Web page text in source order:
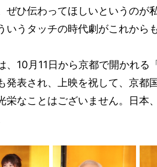
ぜひ伝わってほしいというのが
いうタッチの時代劇がこれから
、10月11日から京都で開かれ
発表され、上映を祝して、京都
栄なことはございません。日本